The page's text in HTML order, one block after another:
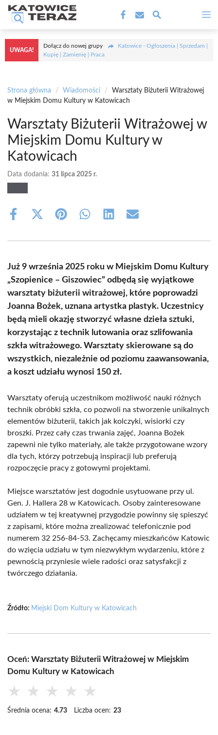
Przejdź
treści
UWAGA!
Dołącz do nowej grupy
Katowice - Ogłoszenia | Sprzedam |
Kupię | Zamienię | Praca
Strona główna / Wiadomości /
Warsztaty Biżuterii Witrażowej
w Miejskim Domu Kultury w Katowicach
Warsztaty Biżuterii Witrażowej w
Miejskim Domu Kultury w
Katowicach
Data dodania: 31 lipca 2025 r.
Share
Share
(Twitter)
Share Share Share Share
Już 9 września 2025 roku w Miejskim Domu Kultury
„Szopienice – Giszowiec” odbędą się wyjątkowe
warsztaty biżuterii witrażowej, które poprowadzi
Joanna Bożek, uznana artystka plastyk. Uczestnicy
będą mieli okazję stworzyć własne dzieła sztuki,
korzystając z technik lutowania oraz szlifowania
szkła witrażowego. Warsztaty skierowane są do
wszystkich, niezależnie od poziomu zaawansowania,
a koszt udziału wynosi 150 zł.
Warsztaty oferują uczestnikom możliwość nauki różnych
technik obróbki szkła, co pozwoli na stworzenie unikalnych
elementów biżuterii, takich jak kolczyki, wisiorki czy
broszki. Przez cały czas trwania zajęć, Joanna Bożek
zapewni nie tylko materiały, ale także przygotowane wzory
dla tych, którzy potrzebują inspiracji lub preferują
rozpoczęcie pracy z gotowymi projektami.
Miejsce warsztatów jest dogodnie usytuowane przy ul.
Gen. J. Hallera 28 w Katowicach. Osoby zainteresowane
udziałem w tej kreatywnej przygodzie powinny się spieszyć
z zapisami, które można zrealizować telefonicznie pod
numerem 32 256-84-53. Zachęcamy mieszkańców Katowic
do wzięcia udziału w tym niezwykłym wydarzeniu, które z
pewnością przyniesie wiele radości oraz satysfakcji z
twórczego działania.
Źródło: Miejski Dom Kultury w Katowicach
Oceń: Warsztaty Biżuterii Witrażowej w Miejskim
Domu Kultury w Katowicach
★ ★ ★ ★ ★
Średnia ocena: 4.73 Liczba ocen: 23